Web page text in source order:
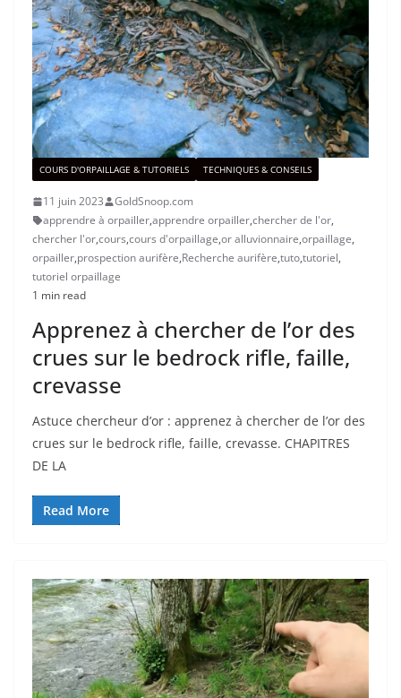
COURS D'ORPAILLAGE & TUTORIELS TECHNIQUES & CONSEILS
11 juin 2023
GoldSnoop.com
apprendre à orpailler,apprendre orpailler,chercher de l'or,
chercher l'or,cours,cours d'orpaillage,or alluvionnaire,orpaillage,
orpailler,prospection aurifère,Recherche aurifère,tuto,tutoriel,
tutoriel orpaillage
1 min read
Apprenez à chercher de l’or des
crues sur le bedrock rifle, faille,
crevasse
Astuce chercheur d’or : apprenez à chercher de l’or des
crues sur le bedrock rifle, faille, crevasse. CHAPITRES
DE LA
Read More